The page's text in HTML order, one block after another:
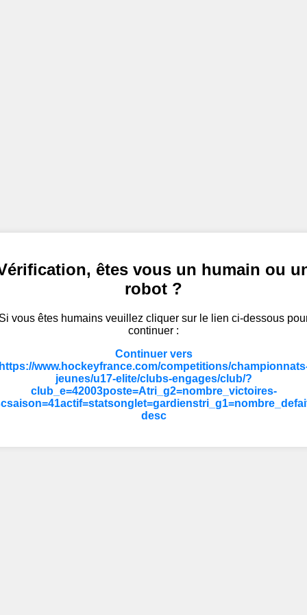
êtes vous un humain ou
robot ?
vous êtes humains veuillez cliquer sur le lien ci-dessous
continuer :
Continuer vers
www.hockeyfrance.com/competitions/
jeunes/u17-elite/clubs-engages/club/?
club_e=42003poste=Atri_g2=nombre_victoires-
desc